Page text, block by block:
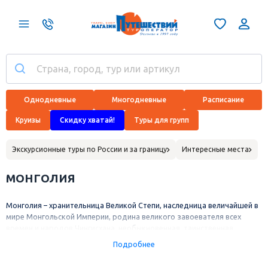
Однодневные Многодневные Расписание
Круизы Скидку хватай! Туры для групп
Экскурсионные туры по России и за границу Интересные места
МОНГОЛИЯ
Монголия – хранительница Великой Степи, наследница величайшей в
мире Монгольской Империи, родина великого завоевателя всех
времен и народов Чингисхана, необыкновенная, таинственная,
притягательная страна! Монголия – одна из немногих стран мира,
сохранившая на своей территории десятки тысяч километров
Подробнее